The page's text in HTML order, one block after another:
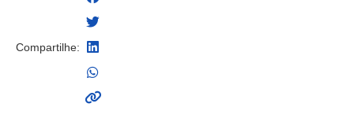
Compartilhe: